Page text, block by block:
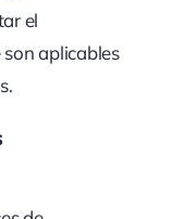
el
aplicables